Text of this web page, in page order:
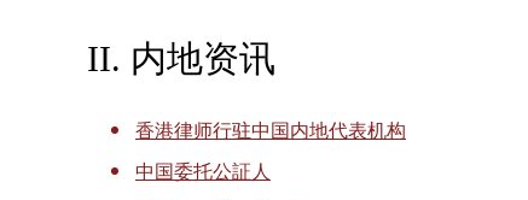
II. 内地资讯
香港律师行驻中国内地代表机构
中国委托公証人